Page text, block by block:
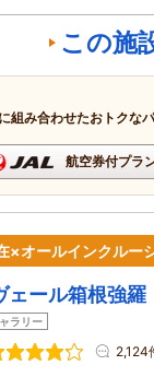
この施
組み合わせたおトクな
航空券付プラ
×オールインクルー
ェール箱根強羅
ラリー
2,124